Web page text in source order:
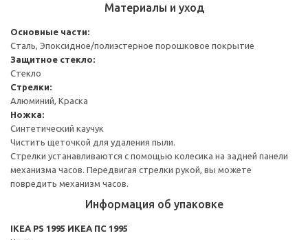
Материалы и уход
Основные части:
Сталь, Эпоксидное/полиэстерное порошковое покрытие
Защитное стекло:
Стекло
Стрелки:
Алюминий, Краска
Ножка:
Синтетический каучук
Чистить щеточкой для удаления пыли.
Стрелки устанавливаются с помощью колесика на задней панели
механизма часов. Передвигая стрелки рукой, вы можете
повредить механизм часов.
Информация об упаковке
IKEA PS 1995 ИКЕА ПС 1995